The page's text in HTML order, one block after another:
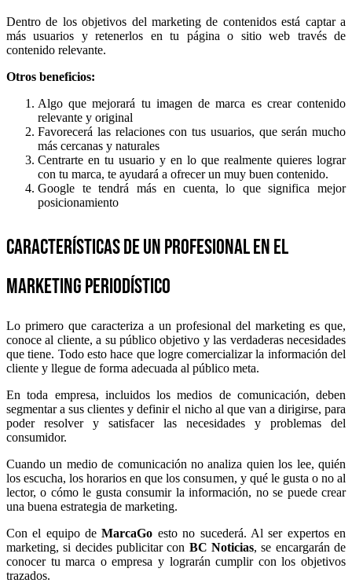
Dentro de los objetivos del marketing de contenidos está captar a
más usuarios y retenerlos en tu página o sitio web través de
contenido relevante.
Otros beneficios:
Algo que mejorará tu imagen de marca es crear contenido
relevante y original
Favorecerá las relaciones con tus usuarios, que serán mucho
más cercanas y naturales
Centrarte en tu usuario y en lo que realmente quieres lograr
con tu marca, te ayudará a ofrecer un muy buen contenido.
Google te tendrá más en cuenta, lo que significa mejor
posicionamiento
Características de un profesional en el
marketing periodístico
Lo primero que caracteriza a un profesional del marketing es que,
conoce al cliente, a su público objetivo y las verdaderas necesidades
que tiene. Todo esto hace que logre comercializar la información del
cliente y llegue de forma adecuada al público meta.
En toda empresa, incluidos los medios de comunicación, deben
segmentar a sus clientes y definir el nicho al que van a dirigirse, para
poder resolver y satisfacer las necesidades y problemas del
consumidor.
Cuando un medio de comunicación no analiza quien los lee, quién
los escucha, los horarios en que los consumen, y qué le gusta o no al
lector, o cómo le gusta consumir la información, no se puede crear
una buena estrategia de marketing.
Con el equipo deMarcaGo esto no sucederá. Al ser expertos en
marketing, si decides publicitar con BC Noticias, se encargarán de
conocer tu marca o empresa y lograrán cumplir con los objetivos
trazados.